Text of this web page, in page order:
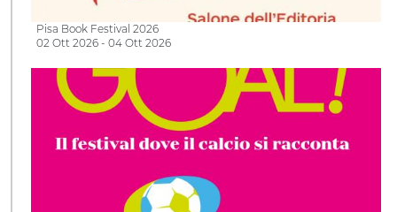
Pisa Book Festival 2026
02 Ott 2026 - 04 Ott 2026